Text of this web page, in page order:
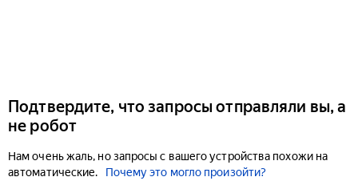
Подтвердите, что запросы отправляли вы, а
не робот
Нам очень жаль, но запросы с вашего устройства похожи на
автоматические.
Почему это могло произойти?